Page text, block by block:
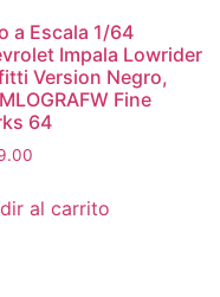
a Escala 1/64
Impala Lowrider
Version Negro,
Fine
64
al carrito